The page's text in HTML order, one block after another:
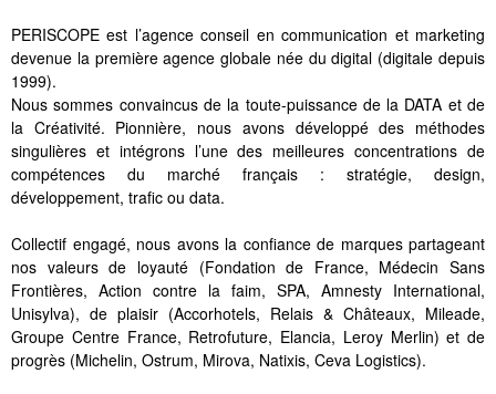
PERISCOPE est l’agence conseil en communication et marketing
devenue la première agence globale née du digital (digitale depuis
1999).
Nous sommes convaincus de la toute-puissance de la DATA et de
la Créativité. Pionnière, nous avons développé des méthodes
singulières et intégrons l’une des meilleures concentrations de
compétences du marché français : stratégie, design,
développement, trafic ou data.
Collectif engagé, nous avons la confiance de marques partageant
nos valeurs de loyauté (Fondation de France, Médecin Sans
Frontières, Action contre la faim, SPA, Amnesty International,
Unisylva), de plaisir (Accorhotels, Relais & Châteaux, Mileade,
Groupe Centre France, Retrofuture, Elancia, Leroy Merlin) et de
progrès (Michelin, Ostrum, Mirova, Natixis, Ceva Logistics).